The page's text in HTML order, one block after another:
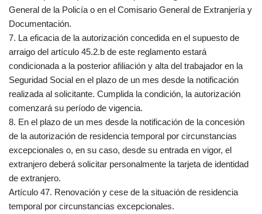
General de la Policía o en el Comisario General de Extranjería y
Documentación.
7. La eficacia de la autorización concedida en el supuesto de
arraigo del artículo 45.2.b de este reglamento estará
condicionada a la posterior afiliación y alta del trabajador en la
Seguridad Social en el plazo de un mes desde la notificación
realizada al solicitante. Cumplida la condición, la autorización
comenzará su período de vigencia.
8. En el plazo de un mes desde la notificación de la concesión
de la autorización de residencia temporal por circunstancias
excepcionales o, en su caso, desde su entrada en vigor, el
extranjero deberá solicitar personalmente la tarjeta de identidad
de extranjero.
Artículo 47. Renovación y cese de la situación de residencia
temporal por circunstancias excepcionales.